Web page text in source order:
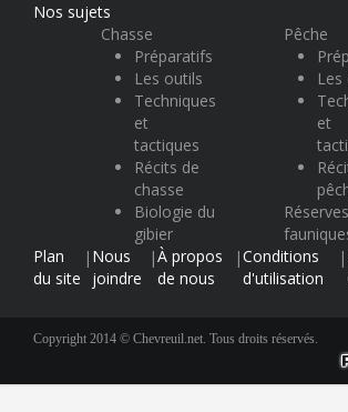
Nos sujets
Chasse
Préparatifs
Les outils
Techniques
et
tactiques
Récits de
chasse
Biologie du
gibier
Pêche
Les
et
Réserves
Plan
du site
| Nous
joindre
|À propos
de nous
|Conditions
d'utilisation
|
Copyright 2014 © Chevreuil.net. Tous droits réservés.